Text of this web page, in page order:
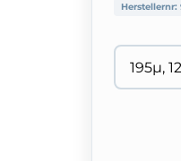
Herstellernr: